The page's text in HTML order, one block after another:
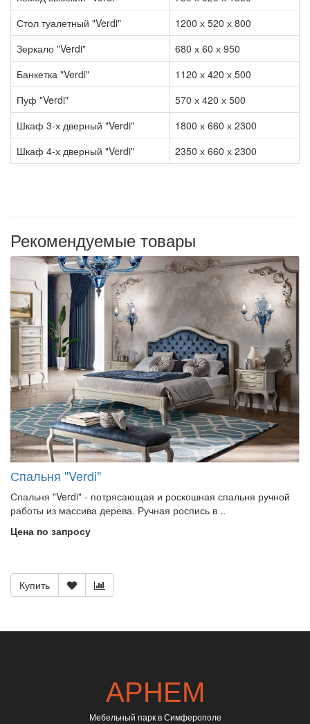
Стол туалетный "Verdi"
1200 х 520 х 800
Зеркало "Verdi"
680 х 60 х 950
Банкетка "Verdi"
1120 х 420 х 500
Пуф "Verdi"
570 х 420 х 500
Шкаф 3-х дверный "Verdi"
1800 х 660 х 2300
Шкаф 4-х дверный "Verdi"
2350 х 660 х 2300
Рекомендуемые товары
Спальня "Verdi"
Спальня "Verdi" - потрясающая и роскошная спальня ручной
работы из массива дерева. Ручная роспись в ..
Цена по запросу
Купить
АРНЕМ
Мебельный парк в Симферополе